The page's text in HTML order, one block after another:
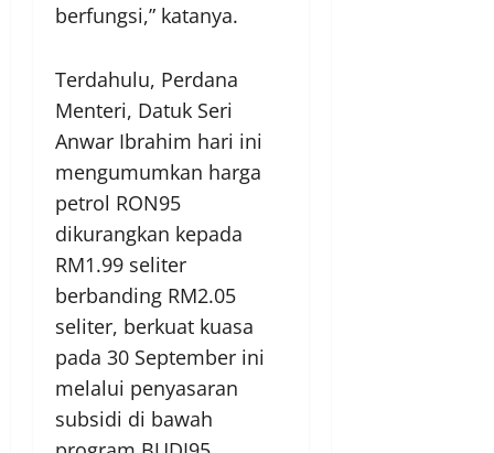
berfungsi,” katanya.
Terdahulu, Perdana
Menteri, Datuk Seri
Anwar Ibrahim hari ini
mengumumkan harga
petrol RON95
dikurangkan kepada
RM1.99 seliter
berbanding RM2.05
seliter, berkuat kuasa
pada 30 September ini
melalui penyasaran
subsidi di bawah